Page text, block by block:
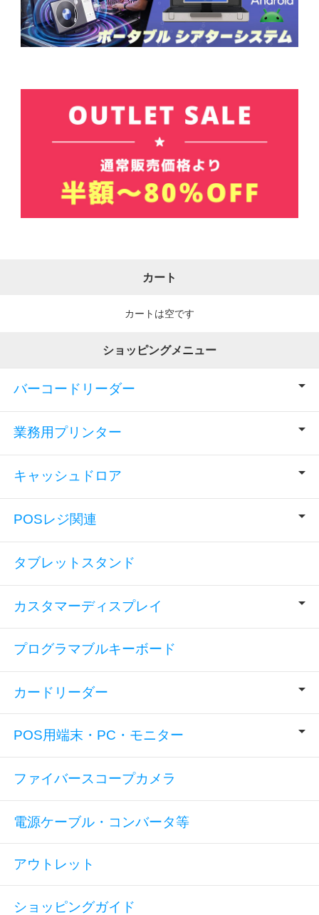
カート
カートは空です
ショッピングメニュー
バーコードリーダー
業務用プリンター
キャッシュドロア
POSレジ関連
タブレットスタンド
カスタマーディスプレイ
プログラマブルキーボード
カードリーダー
POS用端末・PC・モニター
ファイバースコープカメラ
電源ケーブル・コンバータ等
アウトレット
ショッピングガイド